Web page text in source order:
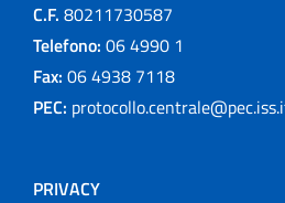
C.F. 80211730587
Telefono: 06 4990 1
Fax: 06 4938 7118
PEC:
PRIVACY